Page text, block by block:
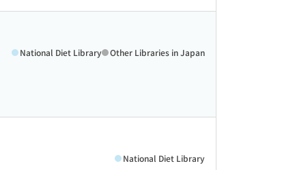
National Diet Library Other Libraries in Japan
National Diet Library